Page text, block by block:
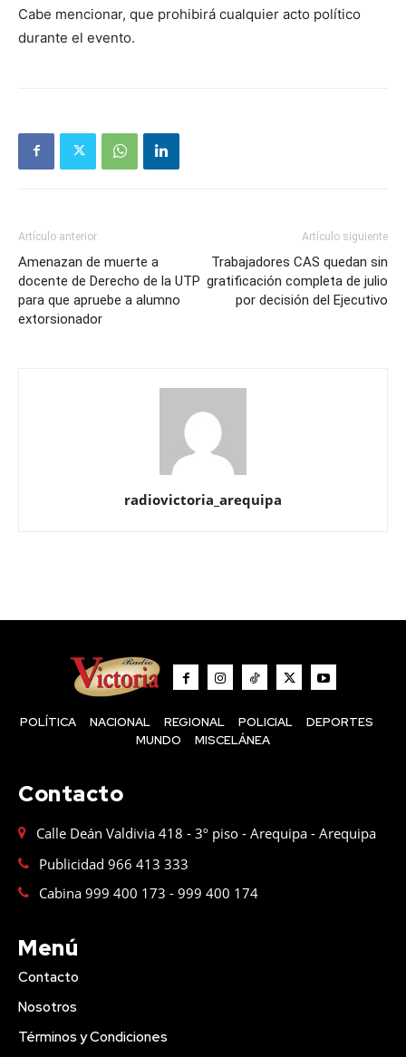
Cabe mencionar, que prohibirá cualquier acto político
durante el evento.
Artículo anterior
Amenazan de muerte a
docente de Derecho de la UTP
para que apruebe a alumno
extorsionador
Artículo siguiente
Trabajadores CAS quedan sin
gratificación completa de julio
por decisión del Ejecutivo
radiovictoria_arequipa
POLÍTICA NACIONAL REGIONAL POLICIAL
DEPORTES
MUNDO
MISCELÁNEA
Contacto
Calle Deán Valdivia 418 - 3º piso - Arequipa - Arequipa
Publicidad 966 413 333
Cabina 999 400 173 - 999 400 174
Menú
Contacto
Nosotros
Términos y Condiciones